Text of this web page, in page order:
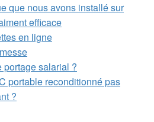
que nous avons installé sur
efficace
en ligne
portage salarial ?
portable reconditionné pas
?